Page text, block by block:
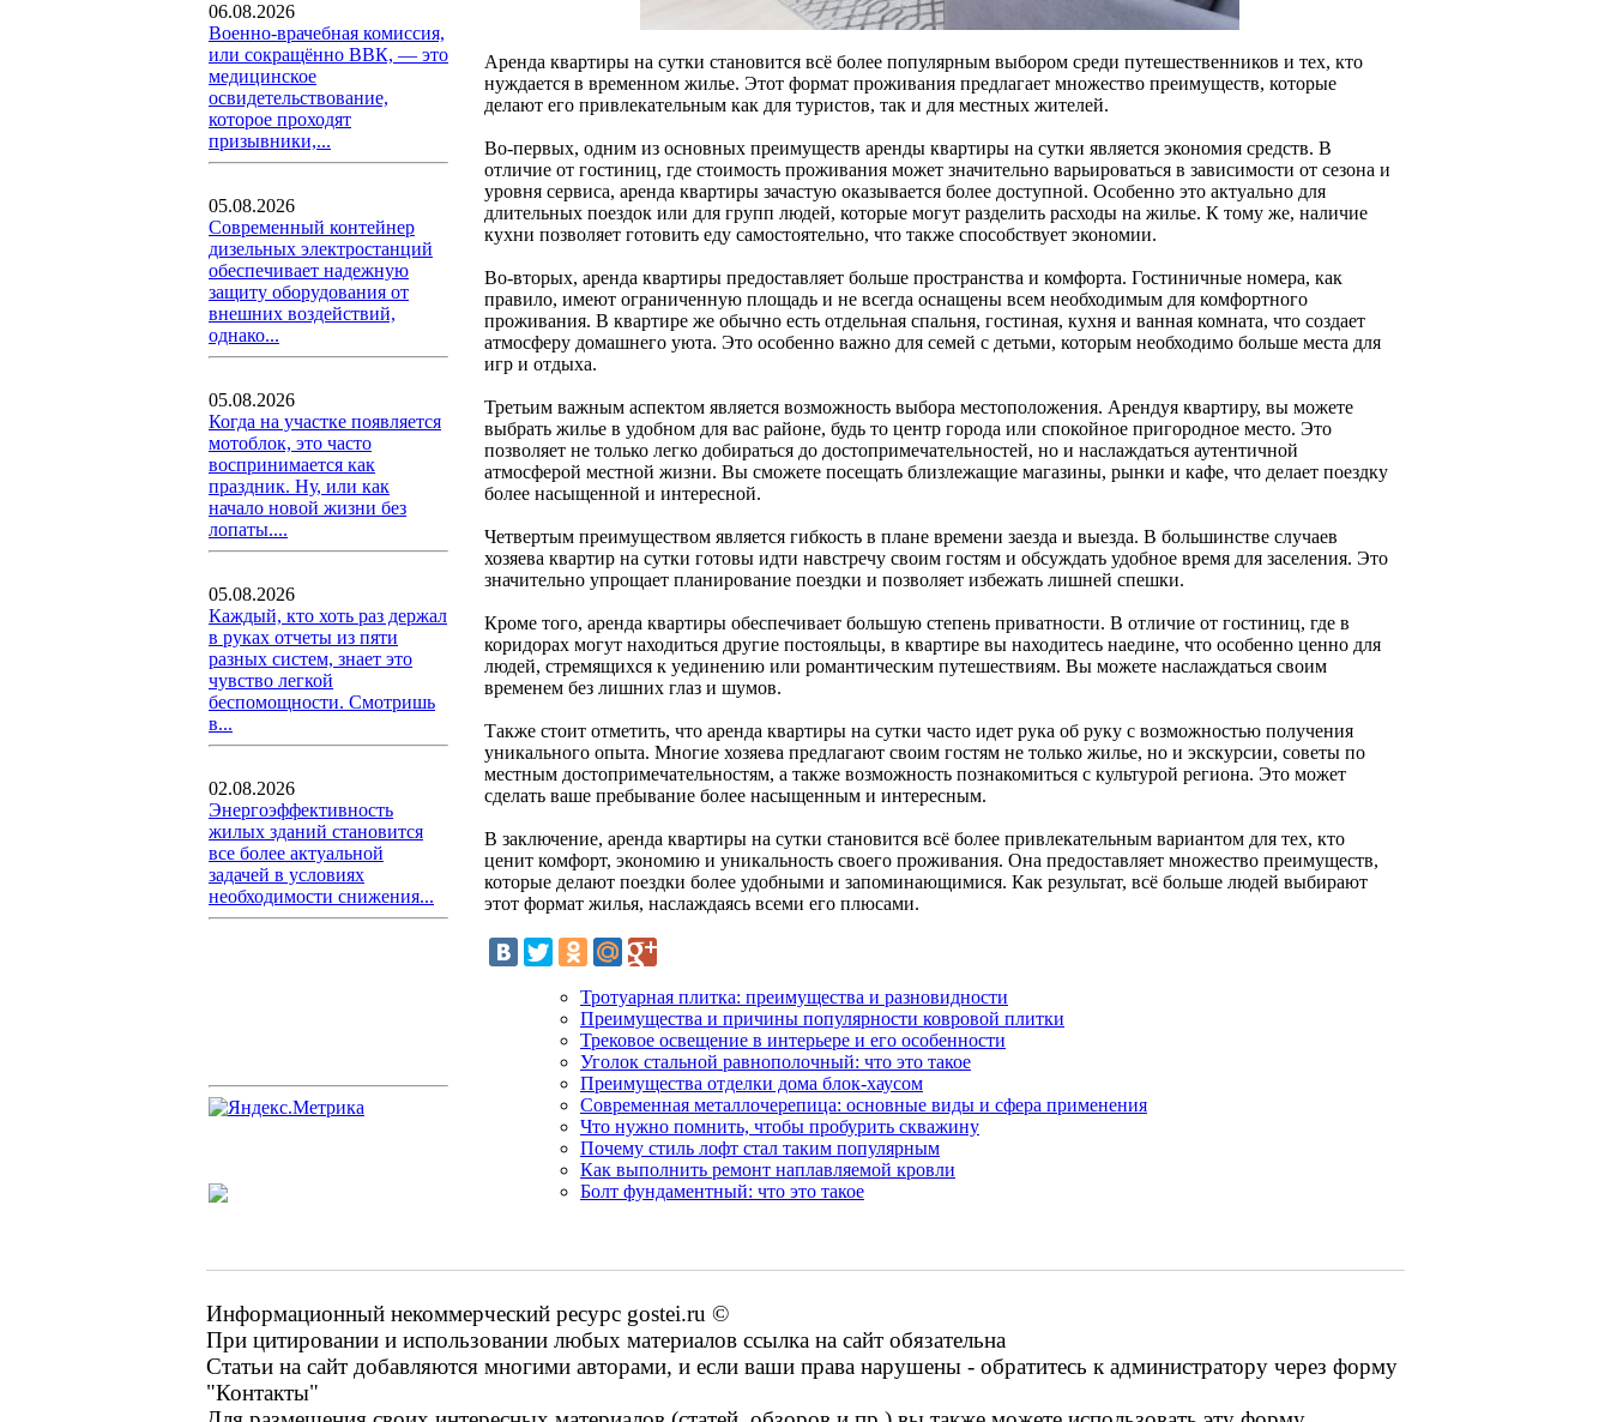
06.08.2026
Военно-врачебная комиссия,
или сокращённо ВВК, — это
медицинское
освидетельствование,
которое проходят
призывники,...
05.08.2026
Современный контейнер
дизельных электростанций
обеспечивает надежную
защиту оборудования от
внешних воздействий,
однако...
05.08.2026
Когда на участке появляется
мотоблок, это часто
воспринимается как
праздник. Ну, или как
начало новой жизни без
лопаты....
05.08.2026
Каждый, кто хоть раз держал
в руках отчеты из пяти
разных систем, знает это
чувство легкой
беспомощности. Смотришь
в...
02.08.2026
Энергоэффективность
жилых зданий становится
все более актуальной
задачей в условиях
необходимости снижения...
Аренда квартиры на сутки становится всё более популярным выбором среди путешественников и тех, кто
нуждается в временном жилье. Этот формат проживания предлагает множество преимуществ, которые
делают его привлекательным как для туристов, так и для местных жителей.
Во-первых, одним из основных преимуществ аренды квартиры на сутки является экономия средств. В
отличие от гостиниц, где стоимость проживания может значительно варьироваться в зависимости от сезона и
уровня сервиса, аренда квартиры зачастую оказывается более доступной. Особенно это актуально для
длительных поездок или для групп людей, которые могут разделить расходы на жилье. К тому же, наличие
кухни позволяет готовить еду самостоятельно, что также способствует экономии.
Во-вторых, аренда квартиры предоставляет больше пространства и комфорта. Гостиничные номера, как
правило, имеют ограниченную площадь и не всегда оснащены всем необходимым для комфортного
проживания. В квартире же обычно есть отдельная спальня, гостиная, кухня и ванная комната, что создает
атмосферу домашнего уюта. Это особенно важно для семей с детьми, которым необходимо больше места для
игр и отдыха.
Третьим важным аспектом является возможность выбора местоположения. Арендуя квартиру, вы можете
выбрать жилье в удобном для вас районе, будь то центр города или спокойное пригородное место. Это
позволяет не только легко добираться до достопримечательностей, но и наслаждаться аутентичной
атмосферой местной жизни. Вы сможете посещать близлежащие магазины, рынки и кафе, что делает поездку
более насыщенной и интересной.
Четвертым преимуществом является гибкость в плане времени заезда и выезда. В большинстве случаев
хозяева квартир на сутки готовы идти навстречу своим гостям и обсуждать удобное время для заселения. Это
значительно упрощает планирование поездки и позволяет избежать лишней спешки.
Кроме того, аренда квартиры обеспечивает большую степень приватности. В отличие от гостиниц, где в
коридорах могут находиться другие постояльцы, в квартире вы находитесь наедине, что особенно ценно для
людей, стремящихся к уединению или романтическим путешествиям. Вы можете наслаждаться своим
временем без лишних глаз и шумов.
Также стоит отметить, что аренда квартиры на сутки часто идет рука об руку с возможностью получения
уникального опыта. Многие хозяева предлагают своим гостям не только жилье, но и экскурсии, советы по
местным достопримечательностям, а также возможность познакомиться с культурой региона. Это может
сделать ваше пребывание более насыщенным и интересным.
В заключение, аренда квартиры на сутки становится всё более привлекательным вариантом для тех, кто
ценит комфорт, экономию и уникальность своего проживания. Она предоставляет множество преимуществ,
которые делают поездки более удобными и запоминающимися. Как результат, всё больше людей выбирают
этот формат жилья, наслаждаясь всеми его плюсами.
Тротуарная плитка: преимущества и разновидности
Преимущества и причины популярности ковровой плитки
Трековое освещение в интерьере и его особенности
Уголок стальной равнополочный: что это такое
Преимущества отделки дома блок-хаусом
Современная металлочерепица: основные виды и сфера применения
Что нужно помнить, чтобы пробурить скважину
Почему стиль лофт стал таким популярным
Как выполнить ремонт наплавляемой кровли
Болт фундаментный: что это такое
Информационный некоммерческий ресурс gostei.ru ©
При цитировании и использовании любых материалов ссылка на сайт обязательна
Статьи на сайт добавляются многими авторами, и если ваши права нарушены - обратитесь к администратору через форму
"Контакты"